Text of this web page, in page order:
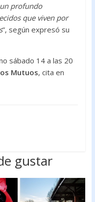
profundo
que viven por
”, según expresó su
sábado 14 a las 20
Mutuos, cita en
gustar